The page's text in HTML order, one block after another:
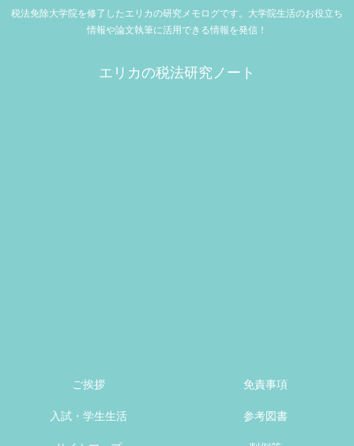
税法免除大学院を修了したエリカの研究メモログです。大学院生活のお役立ち
情報や論文執筆に活用できる情報を発信！
エリカの税法研究ノート
ご挨拶 免責事項
入試・学生生活 参考図書